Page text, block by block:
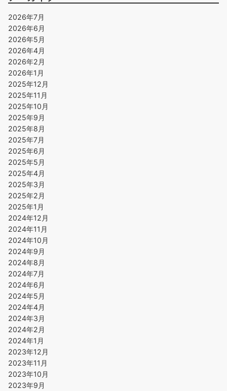
2026年7月
2026年6月
2026年5月
2026年4月
2026年2月
2026年1月
2025年12月
2025年11月
2025年10月
2025年9月
2025年8月
2025年7月
2025年6月
2025年5月
2025年4月
2025年3月
2025年2月
2025年1月
2024年12月
2024年11月
2024年10月
2024年9月
2024年8月
2024年7月
2024年6月
2024年5月
2024年4月
2024年3月
2024年2月
2024年1月
2023年12月
2023年11月
2023年10月
2023年9月